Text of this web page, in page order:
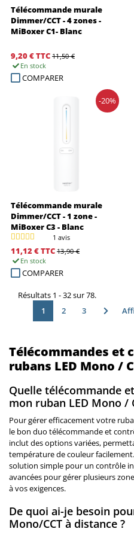
Télécommande murale
Dimmer/CCT - 4 zones -
MiBoxer C1- Blanc
9,20 €TTC 11,50 €
En stock
COMPARER
Télécommande murale
Dimmer/CCT - 1 zone -
MiBoxer C3 - Blanc
1 avis
-20%
11,12 €TTC 13,90 €
En stock
COMPARER
Résultats 1 - 32 sur 78.
1
2 3
Télécommandes et
rubans LED Mono /
Quelle télécommande
mon ruban LED Mono /
Pour gérer efficacement votre
le bon duo télécommande et
inclut des options variées,
température de couleur
solution simple pour un contrôle
avancées pour gérer plusieurs
à vos exigences.
De quoi ai-je besoin
Mono/CCT à distance ?